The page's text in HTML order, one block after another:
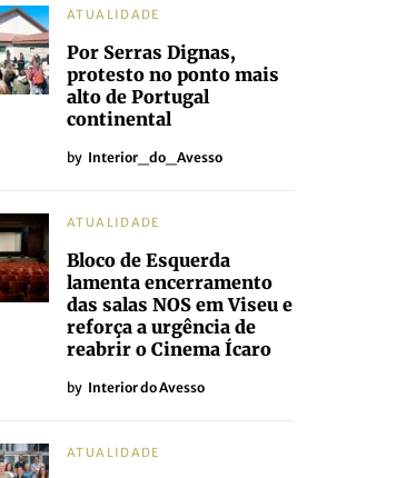
ATUALIDADE
Por Serras Dignas,
protesto no ponto mais
alto de Portugal
continental
by Interior_do_Avesso
ATUALIDADE
Bloco de Esquerda
lamenta encerramento
das salas NOS em Viseu e
reforça a urgência de
reabrir o Cinema Ícaro
by Interior do Avesso
ATUALIDADE